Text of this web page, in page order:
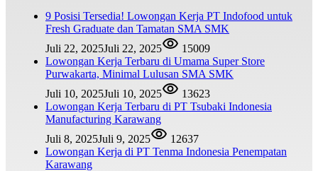
9 Posisi Tersedia! Lowongan Kerja PT Indofood untuk
Fresh Graduate dan Tamatan SMA SMK
Juli 22, 2025Juli 22, 2025
15009
Lowongan Kerja Terbaru di Umama Super Store
Purwakarta, Minimal Lulusan SMA SMK
Juli 10, 2025Juli 10, 2025
13623
Lowongan Kerja Terbaru di PT Tsubaki Indonesia
Manufacturing Karawang
Juli 8, 2025Juli 9, 2025
12637
Lowongan Kerja di PT Tenma Indonesia Penempatan
Karawang